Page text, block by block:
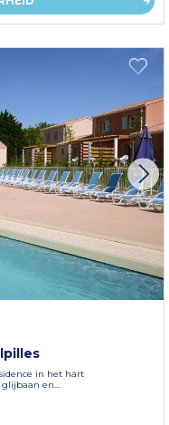
in het hart
en...